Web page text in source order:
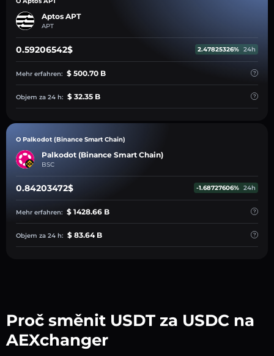
Aptos APT
APT
0.59206542$ 2.47825326% 24h
Mehr erfahren: $ 500.70 B
Objem za 24 h: $ 32.35 B
O Palkodot (Binance Smart Chain)
Palkodot (Binance Smart Chain)
BSC
0.84203472$ -1.68727606% 24h
Mehr erfahren: $ 1428.66 B
Objem za 24 h: $ 83.64 B
Proč směnit USDT za USDC na
AEXchanger